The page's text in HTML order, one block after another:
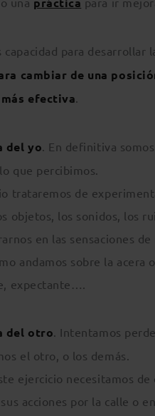
capacidad para desarrollar
cambiar de una
efectiva.
del yo. En definitiva
que percibimos.
trataremos de
objetos, los sonidos, los
en las sensaciones
andamos sobre la acera
expectante….
del otro. Intentamos
el otro, o los demás.
ejercicio necesitamos
acciones por la calle o